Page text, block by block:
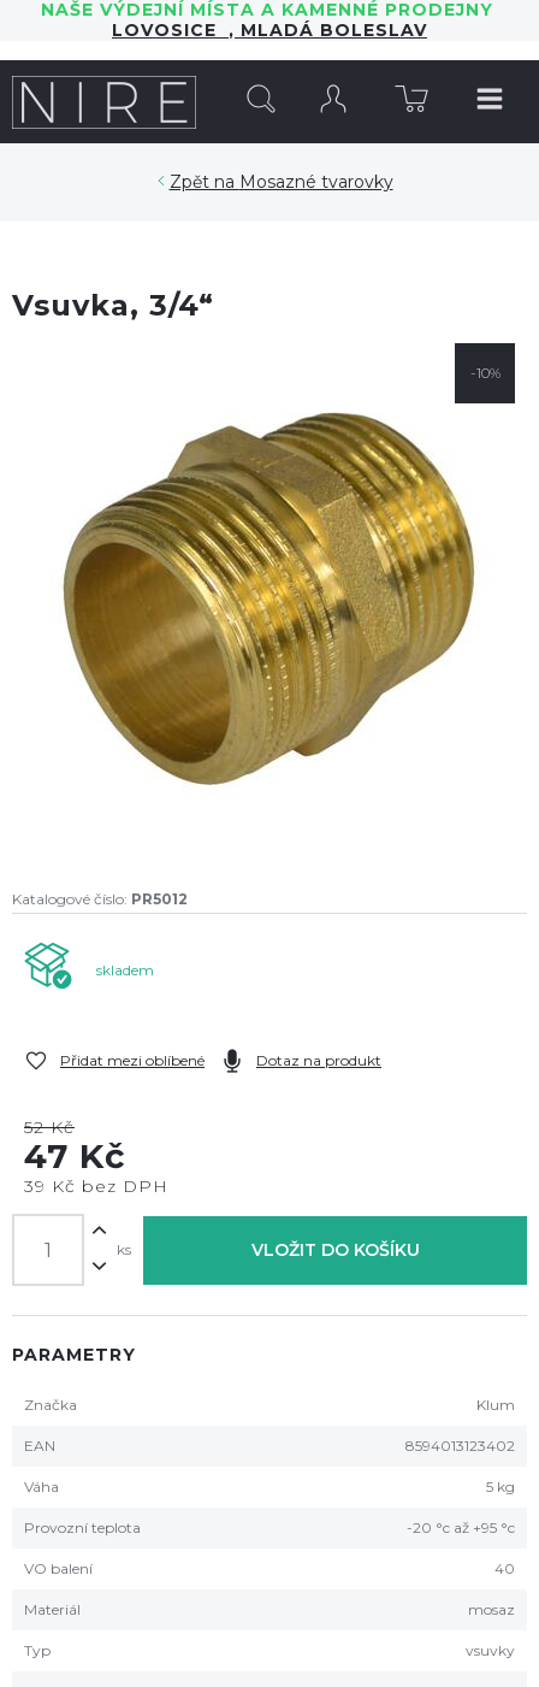
NAŠE VÝDEJNÍ MÍSTA A KAMENNÉ PRODEJNY
LOVOSICE , MLADÁ BOLESLAV
Mosazné tvarovky
Vsuvka, 3/4“
-10%
Katalogové číslo: PR5012
skladem
Přidat mezi oblíbené Dotaz na produkt
52 Kč
47 Kč
39 Kč bez DPH
ks VLOŽIT DO KOŠÍKU
PARAMETRY
Značka Klum
EAN 8594013123402
Váha 5 kg
Provozní teplota -20 °c až +95 °c
VO balení 40
Materiál mosaz
Typ vsuvky